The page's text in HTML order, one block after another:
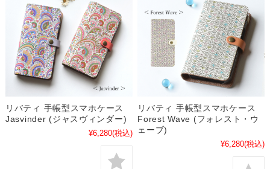
リバティ 手帳型スマホケース
Jasvinder (ジャスヴィンダー)
¥6,280(税込)
リバティ 手帳型スマホケース
Forest Wave (フォレスト・ウ
ェーブ)
¥6,280(税込)